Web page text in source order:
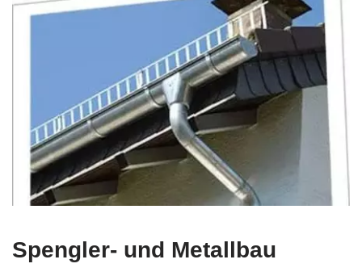
Spengler- und Metallbau